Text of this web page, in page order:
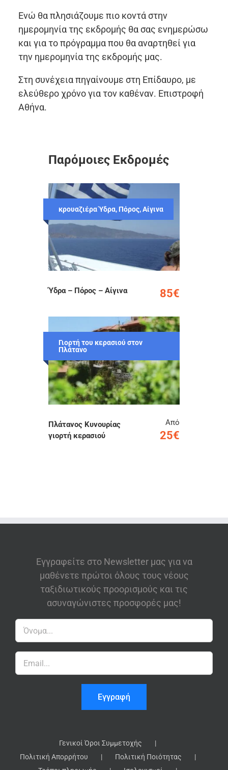
Ενώ θα πλησιάζουμε πιο κοντά στην
ημερομηνία της εκδρομής θα σας ενημερώσω
και για το πρόγραμμα που θα αναρτηθεί για
την ημερομηνία της εκδρομής μας.
Στη συνέχεια πηγαίνουμε στη Επίδαυρο, με
ελεύθερο χρόνο για τον καθέναν. Επιστροφή
Αθήνα.
Παρόμοιες Εκδρομές
κρουαζιέρα Ύδρα, Πόρος, Αίγινα
Ύδρα – Πόρος – Αίγινα 85€
Γιορτή του κερασιού στον
Πλάτανο
Πλάτανος Κυνουρίας
γιορτή κερασιού
Από
25€
Εγγραφείτε στο Newsletter μας για να
μαθένετε πρώτοι όλους τους νέους
ταξιδιωτικούς προορισμούς και τις
ασυναγώνιστες προσφορές μας!
Γενικοί Όροι Συμμετοχής
Πολιτική Απορρήτου
Πολιτική Ποιότητας